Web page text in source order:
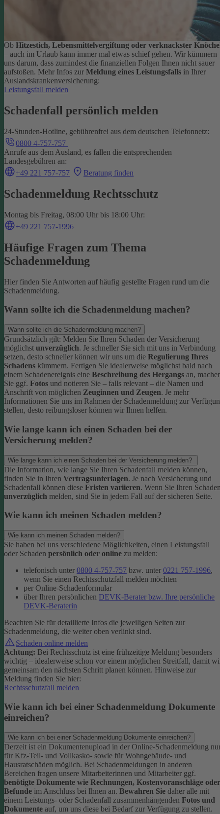
Ob Hitzestich, Lebensmittelvergiftung oder verknackster
– auch im Urlaub kann immer mal etwas schief gehen. Wir kümmern
uns darum, dass zumindest die finanziellen Folgen Ihnen nicht sauer
aufstoßen. Mehr Infos zur Meldung eines Leistungsfalls in Ihrer
Auslandskrankenversicherung:
Leistungsfall melden
Schadenfall persönlich melden
24-Stunden-Hotline, gebührenfrei aus dem deutschen Telefonnetz:
0800 4-757-757
Anrufe aus dem Ausland, es fallen die entsprechenden
Landesgebühren an:
+49 221 757-757
Beratung finden
Schadenmeldung Rechtsschutz
Montag bis Freitag, 08:00 Uhr bis 18:00 Uhr:
+49 221 757-1996
Häufige Fragen zum Thema
Schadenmeldung
Hier finden Sie Antworten auf häufig gestellte Fragen rund um die
Schadenmeldung.
Wann sollte ich die Schadenmeldung machen?
Wann sollte ich die Schadenmeldung machen?
Grundsätzlich gilt: Melden Sie Ihren Schaden der Versicherung
möglichst unverzüglich. Je schneller Sie sich mit uns in Verbindung
setzen, desto schneller können wir uns um die Regulierung Ihres
Schadens kümmern. Fertigen Sie idealerweise möglichst bald nach
einem Schadenereignis eine Beschreibung des Hergangs an,
Sie ggf. Fotos und notieren Sie – falls relevant – die Namen und
Anschrift von möglichen Zeuginnen und Zeugen. Je mehr
Informationen Sie uns im Rahmen der Schadenmeldung zur
stellen, desto reibungsloser können wir Ihnen helfen.
Wie lange kann ich einen Schaden bei der
Versicherung melden?
Wie lange kann ich einen Schaden bei der Versicherung melden?
Die Information, wie lange Sie Ihren Schadenfall melden können,
finden Sie in Ihren Vertragsunterlagen. Je nach Versicherung und
Schadenfall können diese Fristen variieren. Wenn Sie Ihren
unverzüglich melden, sind Sie in jedem Fall auf der sicheren Seite.
Wie kann ich meinen Schaden melden?
Wie kann ich meinen Schaden melden?
Sie haben bei uns verschiedene Möglichkeiten, einen Leistungsfall
oder Schaden persönlich oder online zu melden:
telefonisch unter 0800 4-757-757 bzw. unter 0221 757-1996,
wenn Sie einen Rechtsschutzfall melden möchten
per Online-Schadenformular
über Ihren persönlichen DEVK-Berater bzw. Ihre persönliche
DEVK-Beraterin
Beachten Sie für detaillierte Infos die jeweiligen Seiten zur
Schadenmeldung, die weiter oben verlinkt sind.
Schaden online melden
Achtung: Bei Rechtsschutz ist eine frühzeitige Meldung besonders
wichtig – idealerweise schon vor einem möglichen Streitfall, damit
gemeinsam den nächsten Schritt planen können. Hinweise zur
Meldung finden Sie hier:
Rechtsschutzfall melden
Wie kann ich bei einer Schadenmeldung Dokumente
einreichen?
Wie kann ich bei einer Schadenmeldung Dokumente einreichen?
Derzeit ist ein Dokumentenupload in der Online-Schadenmeldung
für Kfz-Teil- und Vollkasko- sowie für Wohngebäude- und
Hausratschäden möglich. Bei Schadenmeldungen in anderen
Bereichen fragen unsere Mitarbeiterinnen und Mitarbeiter ggf.
benötigte Dokumente wie Rechnungen, Kostenvoranschläge oder
Befunde im Anschluss bei Ihnen an. Bewahren Sie daher alle mit
einem Leistungs- oder Schadenfall zusammenhängenden Fotos und
Dokumente auf, um uns diese bei Bedarf zur Verfügung zu stellen.